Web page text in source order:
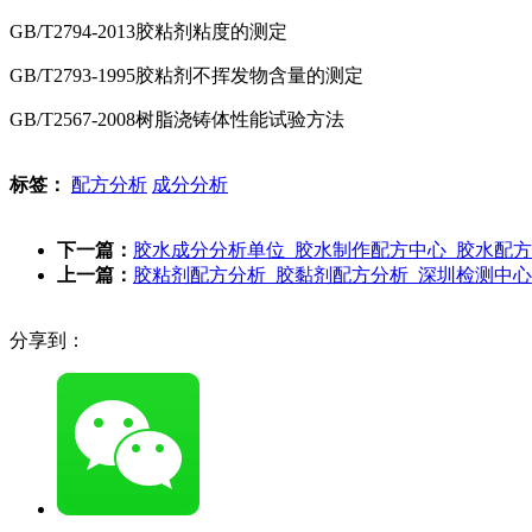
GB/T2794-2013胶粘剂粘度的测定
GB/T2793-1995胶粘剂不挥发物含量的测定
GB/T2567-2008树脂浇铸体性能试验方法
标签： 配方分析 成分分析
下一篇： 胶水成分分析单位_胶水制作配方中心_胶水配
上一篇： 胶粘剂配方分析_胶黏剂配方分析_深圳检测中心
分享到：